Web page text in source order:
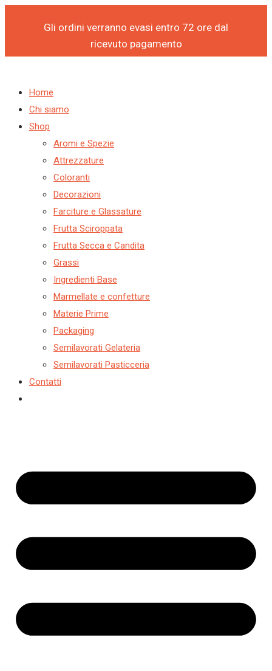
Gli ordini verranno evasi entro 72 ore dal
ricevuto pagamento
Vai
Home
Chi siamo
Shop
Aromi e Spezie
Attrezzature
Coloranti
Decorazioni
Farciture e Glassature
Frutta Sciroppata
Frutta Secca e Candita
Grassi
Ingredienti Base
Marmellate e confetture
Materie Prime
Packaging
Semilavorati Gelateria
Semilavorati Pasticceria
Contatti
Products
Products